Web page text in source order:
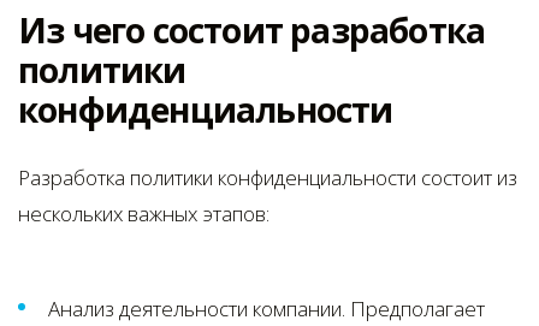
Из чего состоит разработка
политики
конфиденциальности
Разработка политики конфиденциальности состоит из
нескольких важных этапов:
Анализ деятельности компании. Предполагает